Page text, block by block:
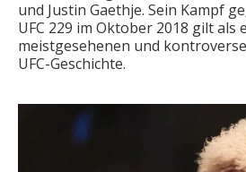
und Justin Gaethje. Sein Kampf
UFC 229 im Oktober 2018 gilt als
meistgesehenen und
UFC-Geschichte.